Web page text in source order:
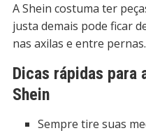
A Shein costuma ter
justa demais pode ficar
nas axilas e entre pernas.
Dicas rápidas para
Shein
Sempre tire suas